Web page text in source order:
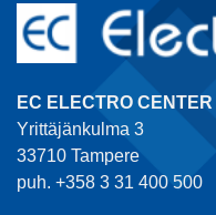
EC ELECTRO CENTER
Yrittäjänkulma 3
33710 Tampere
puh. +358 3 31 400 500